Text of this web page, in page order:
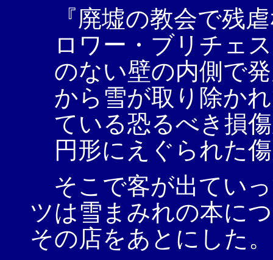
『廃墟の教会で残
ロワー・ブリチェ
のない壁の内側で
から雪が取り除か
ている恐るべき損
円形にえぐられた
そこで客が出てい
ツは雪まみれの本に
その店をあとにした。